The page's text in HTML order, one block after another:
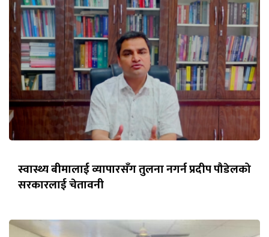
स्वास्थ्य बीमालाई व्यापारसँग तुलना नगर्न प्रदीप पौडेलको
सरकारलाई चेतावनी